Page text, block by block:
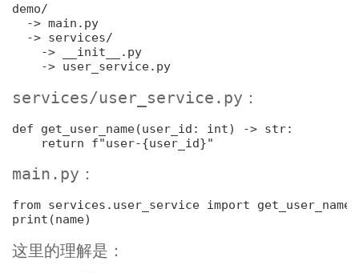
demo/
  -> main.py
  -> services/
    -> __init__.py
services/user_service.py ：
def get_user_name(user_id: int) -> str:
return f"user-{user_id}"
main.py ：
from services.user_service import get_user_name
print(name)
这里的理解是：